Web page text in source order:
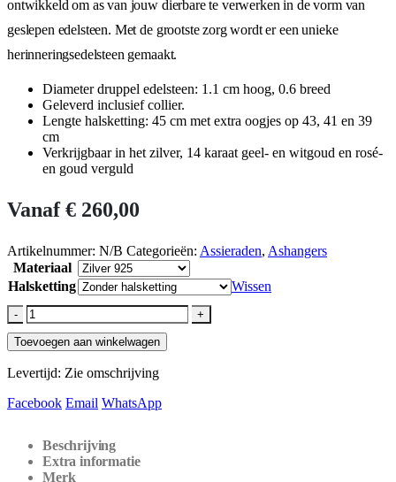
ontwikkeld om as van jouw dierbare te verwerken in de vorm van
geslepen edelsteen. Met de grootste zorg wordt er een unieke
herinneringsedelsteen gemaakt.
Diameter druppel edelsteen: 1.1 cm hoog, 0.6 breed
Geleverd inclusief collier.
Lengte halsketting: 45 cm met extra oogjes op 43, 41 en 39
cm
Verkrijgbaar in het zilver, 14 karaat geel- en witgoud en rosé-
en goud verguld
Vanaf€ 260,00
Artikelnummer: N/B Categorieën: Assieraden, Ashangers
Materiaal
Halsketting
Wissen
- +
Toevoegen aan winkelwagen
Levertijd: Zie omschrijving
Facebook Email WhatsApp
Beschrijving
Extra informatie
Merk